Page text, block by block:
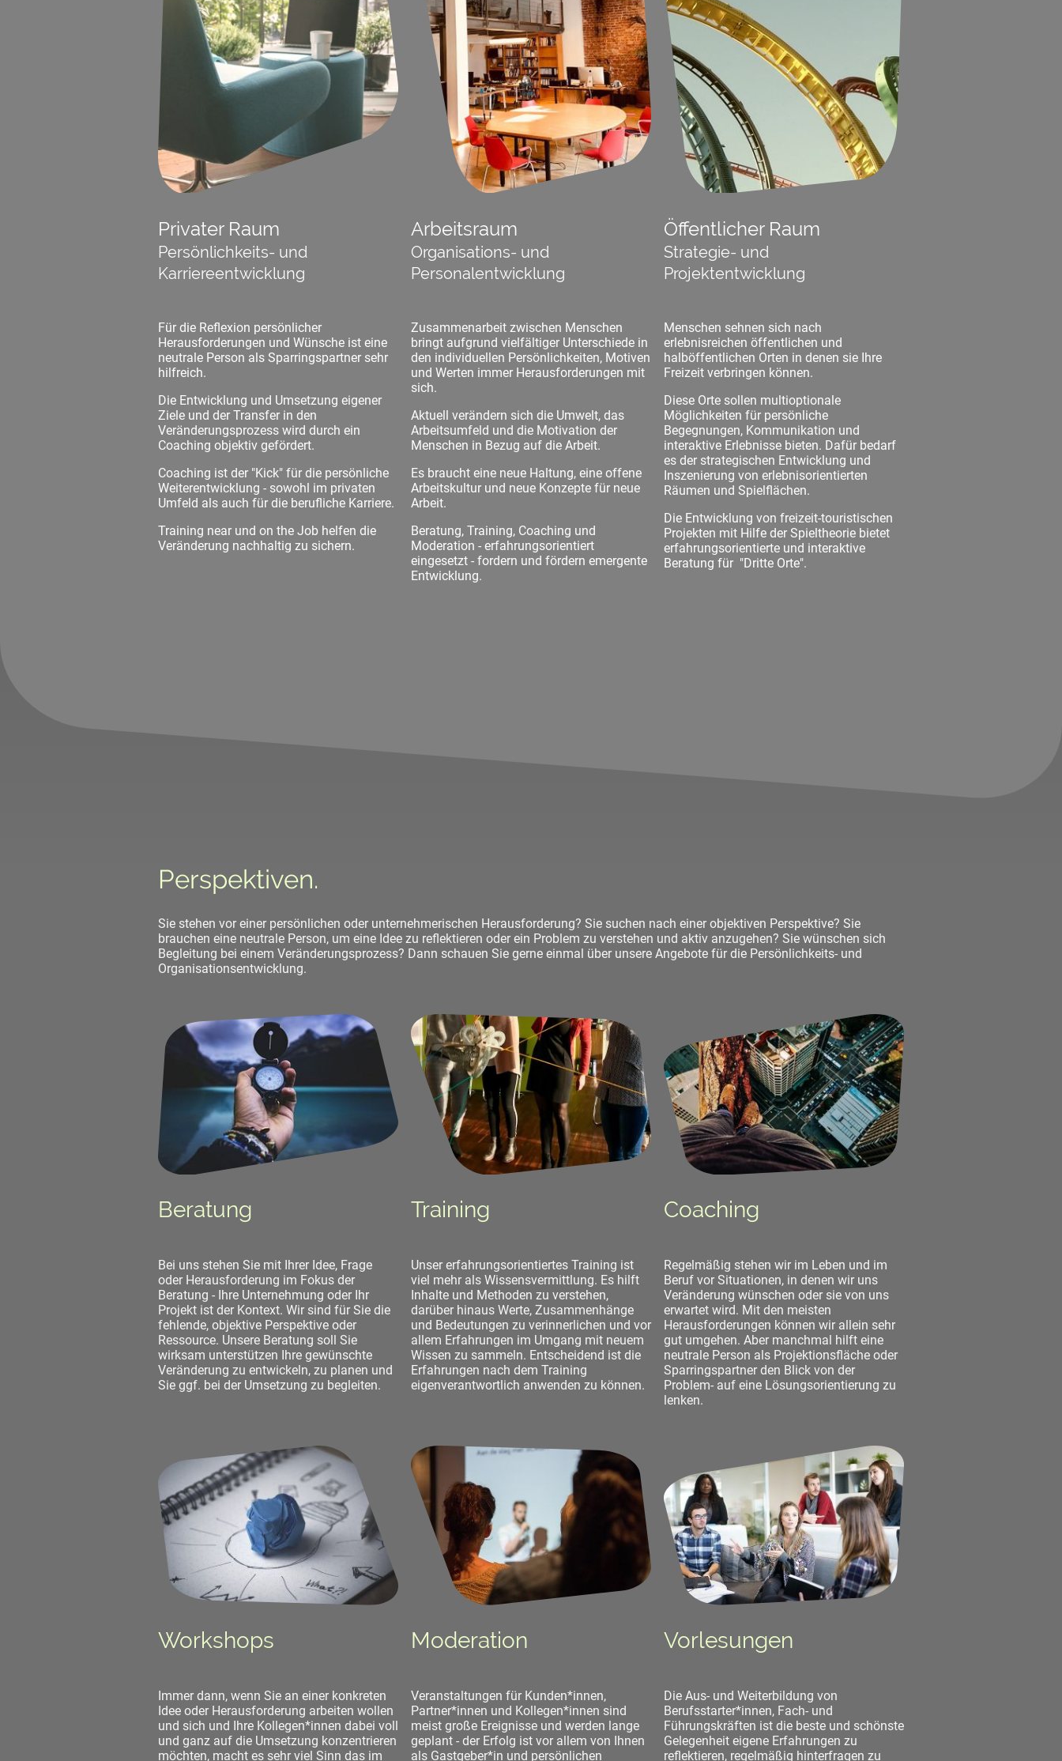
Privater Raum
Persönlichkeits- und
Karriereentwicklung
Für die Reflexion persönlicher
Herausforderungen und Wünsche ist eine
neutrale Person als Sparringspartner sehr
hilfreich.
Die Entwicklung und Umsetzung eigener
Ziele und der Transfer in den
Veränderungsprozess wird durch ein
Coaching objektiv gefördert.
Coaching ist der "Kick" für die persönliche
Weiterentwicklung - sowohl im privaten
Umfeld als auch für die berufliche Karriere.
Training near und on the Job helfen die
Veränderung nachhaltig zu sichern.
Arbeitsraum
Organisations- und
Personalentwicklung
Zusammenarbeit zwischen Menschen
bringt aufgrund vielfältiger Unterschiede in
den individuellen Persönlichkeiten, Motiven
und Werten immer Herausforderungen mit
sich.
Aktuell verändern sich die Umwelt, das
Arbeitsumfeld und die Motivation der
Menschen in Bezug auf die Arbeit.
Es braucht eine neue Haltung, eine offene
Arbeitskultur und neue Konzepte für neue
Arbeit.
Beratung, Training, Coaching und
Moderation - erfahrungsorientiert
eingesetzt - fordern und fördern emergente
Entwicklung.
Öffentlicher Raum
Strategie- und
Projektentwicklung
Menschen sehnen sich nach
erlebnisreichen öffentlichen und
halböffentlichen Orten in denen sie Ihre
Freizeit verbringen können.
Diese Orte sollen multioptionale
Möglichkeiten für persönliche
Begegnungen, Kommunikation und
interaktive Erlebnisse bieten. Dafür bedarf
es der strategischen Entwicklung und
Inszenierung von erlebnisorientierten
Räumen und Spielflächen.
Die Entwicklung von freizeit-touristischen
Projekten mit Hilfe der Spieltheorie bietet
erfahrungsorientierte und interaktive
Beratung für "Dritte Orte".
Perspektiven.
Sie stehen vor einer persönlichen oder unternehmerischen Herausforderung? Sie suchen nach einer objektiven Perspektive? Sie
brauchen eine neutrale Person, um eine Idee zu reflektieren oder ein Problem zu verstehen und aktiv anzugehen? Sie wünschen sich
Begleitung bei einem Veränderungsprozess? Dann schauen Sie gerne einmal über unsere Angebote für die Persönlichkeits- und
Organisationsentwicklung.
Beratung
Bei uns stehen Sie mit Ihrer Idee, Frage
oder Herausforderung im Fokus der
Beratung - Ihre Unternehmung oder Ihr
Projekt ist der Kontext. Wir sind für Sie die
fehlende, objektive Perspektive oder
Ressource. Unsere Beratung soll Sie
wirksam unterstützen Ihre gewünschte
Veränderung zu entwickeln, zu planen und
Sie ggf. bei der Umsetzung zu begleiten.
Training
Unser erfahrungsorientiertes Training ist
viel mehr als Wissensvermittlung. Es hilft
Inhalte und Methoden zu verstehen,
darüber hinaus Werte, Zusammenhänge
und Bedeutungen zu verinnerlichen und vor
allem Erfahrungen im Umgang mit neuem
Wissen zu sammeln. Entscheidend ist die
Erfahrungen nach dem Training
eigenverantwortlich anwenden zu können.
Coaching
Regelmäßig stehen wir im Leben und im
Beruf vor Situationen, in denen wir uns
Veränderung wünschen oder sie von uns
erwartet wird. Mit den meisten
Herausforderungen können wir allein sehr
gut umgehen. Aber manchmal hilft eine
neutrale Person als Projektionsfläche oder
Sparringspartner den Blick von der
Problem- auf eine Lösungsorientierung zu
lenken.
Workshops
Immer dann, wenn Sie an einer konkreten
Idee oder Herausforderung arbeiten wollen
und sich und Ihre Kollegen*innen dabei voll
und ganz auf die Umsetzung konzentrieren
möchten, macht es sehr viel Sinn das im
Moderation
Veranstaltungen für Kunden*innen,
Partner*innen und Kollegen*innen sind
meist große Ereignisse und werden lange
geplant - der Erfolg ist vor allem von Ihnen
als Gastgeber*in und persönlichen
Vorlesungen
Die Aus- und Weiterbildung von
Berufsstarter*innen, Fach- und
Führungskräften ist die beste und schönste
Gelegenheit eigene Erfahrungen zu
reflektieren, regelmäßig hinterfragen zu